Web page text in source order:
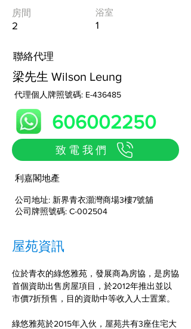
房間
2
浴室
1
​聯絡代理
梁先生 Wilson Leung
代理個人牌照號碼: E-436485
606002250
致電我們
利嘉閣地產
公司地址: 新界青衣灝灣商場3樓7號舖
公司牌照號碼: C-002504
屋苑資訊
位於青衣的綠悠雅苑，發展商為房協，是房協
首個資助出售房屋項目，於2012年推出並以
市價7折預售，目的資助中等收入人士置業。
綠悠雅苑於2015年入伙，屋苑共有3座住宅大